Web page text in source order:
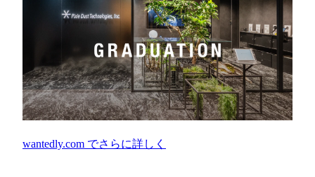
wantedly.com でさらに詳しく